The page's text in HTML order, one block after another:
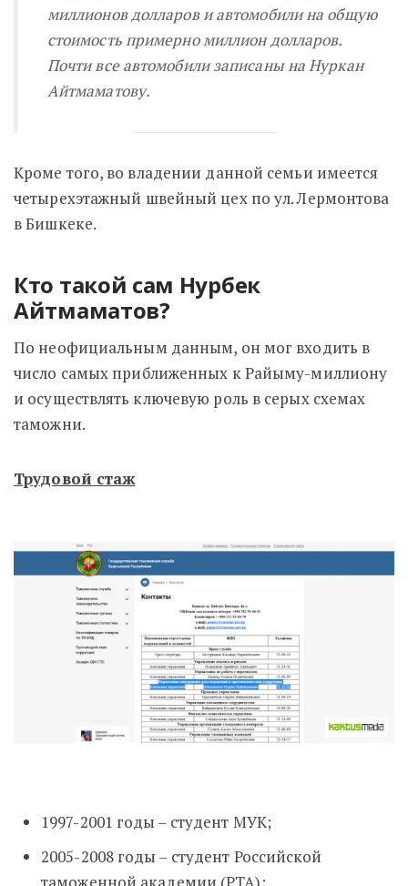
миллионов долларов и автомобили на общую
стоимость примерно миллион долларов.
Почти все автомобили записаны на Нуркан
Айтмаматову.
Кроме того, во владении данной семьи имеется
четырехэтажный швейный цех по ул. Лермонтова
в Бишкеке.
Кто такой сам Нурбек
Айтмаматов?
По неофициальным данным, он мог входить в
число самых приближенных к Райыму-миллиону
и осуществлять ключевую роль в серых схемах
таможни.
Трудовой стаж
1997-2001 годы – студент МУК;
2005-2008 годы – студент Российской